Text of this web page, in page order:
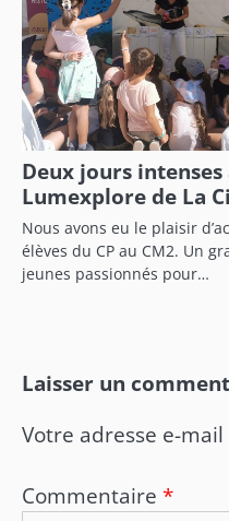
Deux jours intenses
Lumexplore de La
Nous avons eu le plaisir
élèves du CP au CM2. Un
jeunes passionnés pour…
Laisser un
Votre adresse e-
Commentaire *